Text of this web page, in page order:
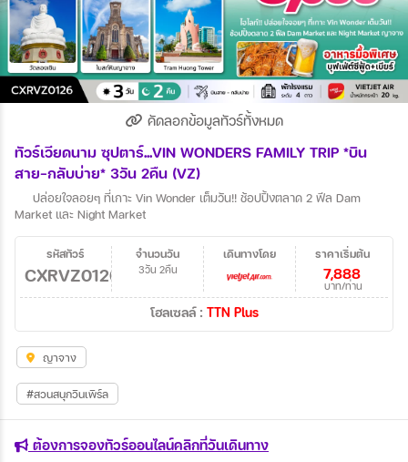
คัดลอกข้อมูลทัวร์ทั้งหมด
ทัวร์เวียดนาม ซุปตาร์...VIN WONDERS FAMILY TRIP *บิน
สาย-กลับบ่าย* 3วัน 2คืน (VZ)
ปล่อยใจลอยๆ ที่เกาะ Vin Wonder เต็มวัน!! ช้อปปิ้งตลาด 2 ฟีล Dam
Market และ Night Market
รหัสทัวร์
CXRVZ0126
จำนวนวัน
3วัน 2คืน
ราคาเริ่มต้น
7,888
บาท/ท่าน
เดินทางโดย
โฮลเซลล์ : TTN Plus
ญาจาง
#สวนสนุกวินเพิร์ล
ต้องการจองทัวร์ออนไลน์คลิกที่วันเดินทาง